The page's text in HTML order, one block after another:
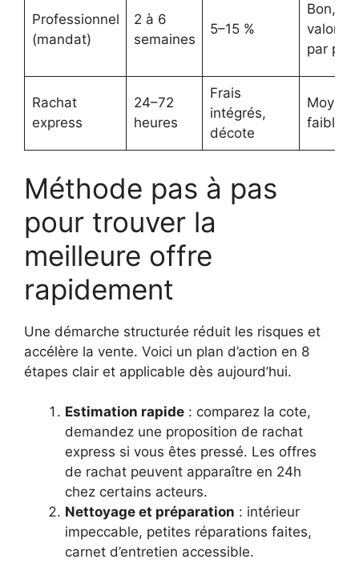
Professionnel
(mandat)
2 à 6
semaines
5–15 %
Bon,
par pro
Rachat
express
24–72
heures
Frais
intégrés,
décote
Moyen
faible
Méthode pas à pas
pour trouver la
meilleure offre
rapidement
Une démarche structurée réduit les risques et
accélère la vente. Voici un plan d’action en 8
étapes clair et applicable dès aujourd’hui.
Estimation rapide : comparez la cote,
demandez une proposition de rachat
express si vous êtes pressé. Les offres
de rachat peuvent apparaître en 24h
chez certains acteurs.
Nettoyage et préparation : intérieur
impeccable, petites réparations faites,
carnet d’entretien accessible.